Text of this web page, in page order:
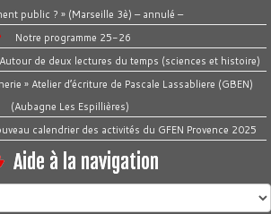
public ? » (Marseille 3è) – annulé –
Notre programme 25-26
de deux lectures du temps (sciences et histoire)
» Atelier d’écriture de Pascale Lassabliere (GBEN)
(Aubagne Les Espillières)
calendrier des activités du GFEN Provence 2025
Aide à la navigation